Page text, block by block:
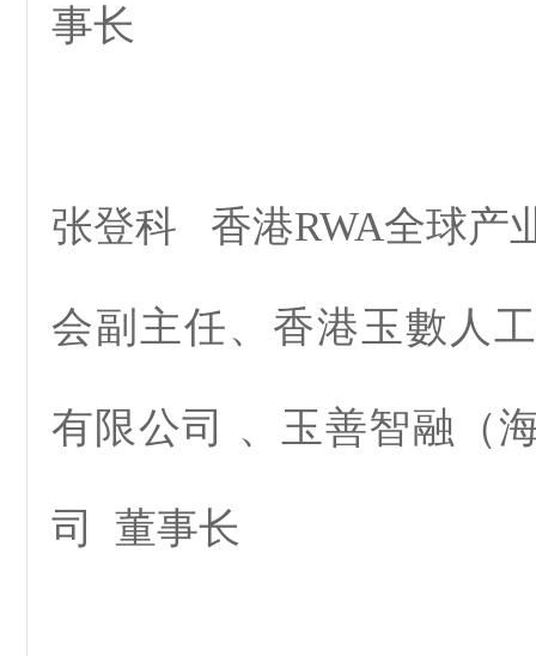
事长
张登科 香港RWA全球产
会副主任、香港玉數人
有限公司 、玉善智融（
司 董事长